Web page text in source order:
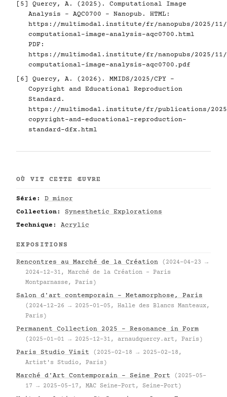
[5]
Quercy, A. (2025). Computational Image
Analysis - AQC0700 - Nanopub. HTML:
https://multimodal.institute/fr/nanopubs/2025/11/
computational-image-analysis-aqc0700.html
PDF:
https://multimodal.institute/fr/nanopubs/2025/11/
computational-image-analysis-aqc0700.pdf
[6]
Quercy, A. (2026). MMIDS/2025/CPY -
Copyright and Educational Reproduction
Standard.
https://multimodal.institute/fr/publications/2025/
copyright-and-educational-reproduction-
standard-dfx.html
OÙ VIT CETTE ŒUVRE
Série:
D minor
Collection:
Synesthetic Explorations
Technique:
Acrylic
EXPOSITIONS
Rencontres au Marché de la Création
(2024-04-23 →
2024-12-31, Marché de la Création – Paris
Montparnasse, Paris)
Salon d'art contemporain – Metamorphose, Paris
(2024-12-26 → 2025-01-05, Halle des Blancs Manteaux,
Paris)
Permanent Collection 2025 – Resonance in Form
(2025-01-01 → 2025-12-31, arnaudquercy.art, Paris)
Paris Studio Visit
(2025-02-18 → 2025-02-18,
Artist's Studio, Paris)
Marché d'Art Contemporain – Seine Port
(2025-05-
17 → 2025-05-17, MAC Seine-Port, Seine-Port)